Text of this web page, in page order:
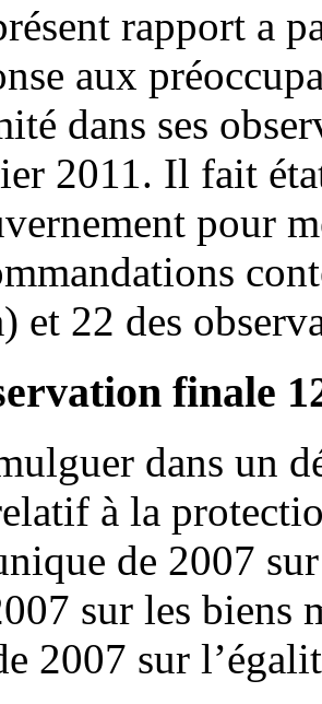
rapport a
aux
dans ses
2011. Il fait
pour
et 22 des
finale
dans un
à la
de 2007
sur les biens
2007 sur